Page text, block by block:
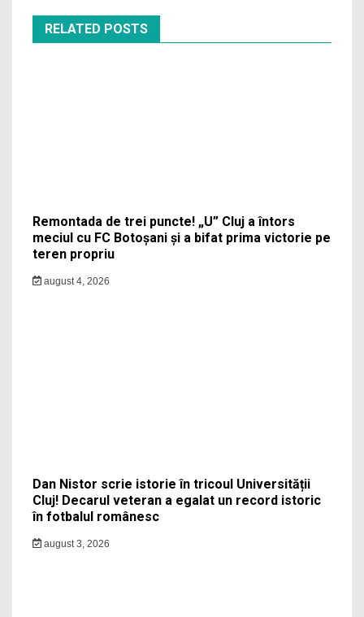
RELATED POSTS
Remontada de trei puncte! „U” Cluj a întors
meciul cu FC Botoșani și a bifat prima victorie pe
teren propriu
august 4, 2026
Dan Nistor scrie istorie în tricoul Universității
Cluj! Decarul veteran a egalat un record istoric
în fotbalul românesc
august 3, 2026